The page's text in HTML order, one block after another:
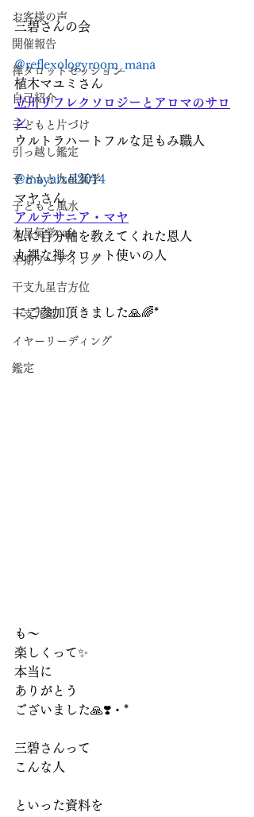
お客様の声
開催報告
禅タロットセッション
自己紹介
子どもと片づけ
引っ越し鑑定
子どもと九星氣学
子どもと風水
九星氣学cafe
半期リーディング
干支九星吉方位
干支九星
イヤーリーディング
鑑定
三碧さんの会
@reflexologyroom_mana
植木マユミさん
立川リフレクソロジーとアロマのサロ
ン
ウルトラハートフルな足もみ職人
@mayaixel2014
マヤさん
アルテサニア・マヤ
私に自分軸を教えてくれた恩人
丸裸な禅タロット使いの人
にご参加頂きました🙏🌈*
も～
楽しくって✨
本当に
ありがとう
ございました🙏❣️・*
三碧さんって
こんな人
といった資料を